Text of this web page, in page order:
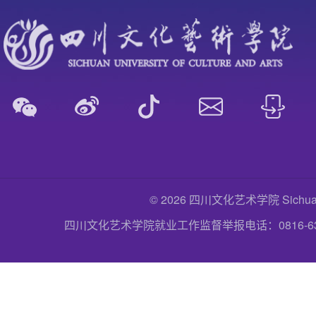
© 2026 四川文化艺术学院
四川文化艺术学院就业工作监督举报电话：